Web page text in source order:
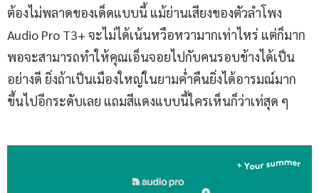
ต้องไม่พลาดของเด็ดแบบนี้ แม้ย่านเสียงของตัวลำโพง
Audio Pro T3+ จะไม่ได้เน้นหวือหวามากเท่าไหร่ แต่ก็มาก
พอจะสามารถทำให้คุณเอ็นจอยไปกับคนรอบข้างได้เป็น
อย่างดี ยิ่งถ้าเป็นเมืองใหญ่ในยามค่ำคืนยิ่งได้อารมณ์มาก
ขึ้นไปอีกระดับเลย แถมสีแดงแบบนี้ใครเห็นก็ว่าเท่สุด ๆ